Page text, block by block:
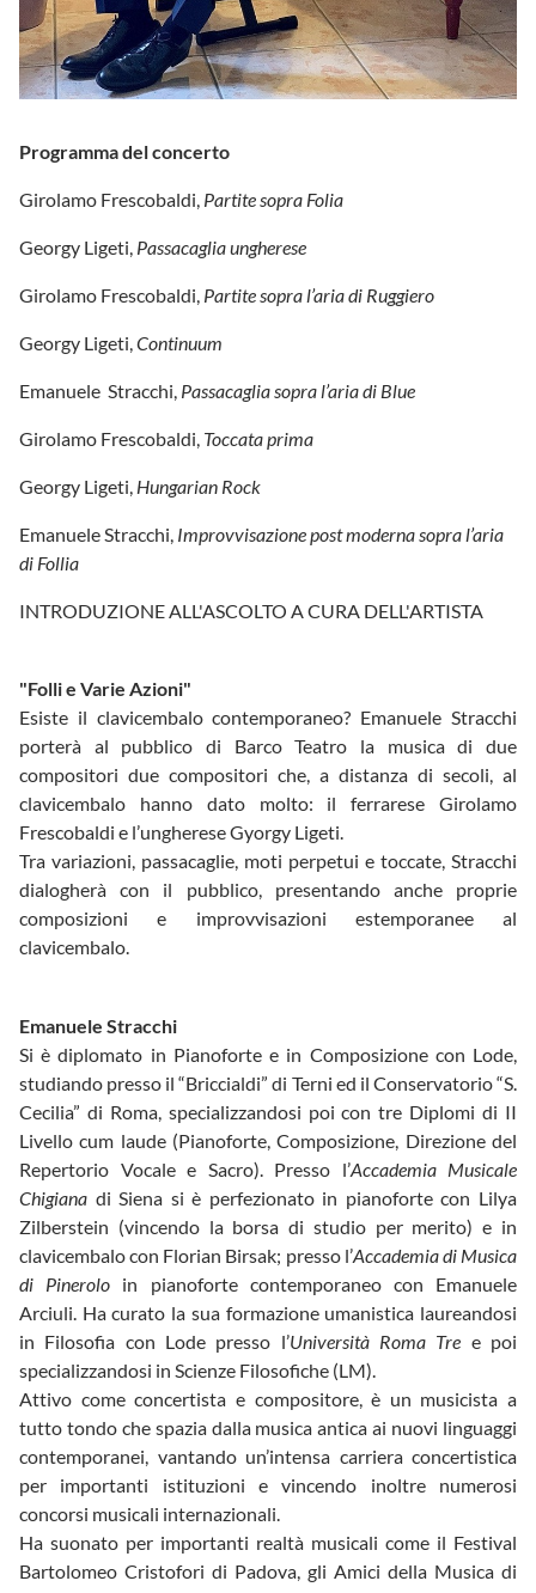
Programma del concerto
Girolamo Frescobaldi, Partite sopra Folia
Georgy Ligeti, Passacaglia ungherese
Girolamo Frescobaldi, Partite sopra l’aria di Ruggiero
Georgy Ligeti, Continuum
Emanuele Stracchi, Passacaglia sopra l’aria di Blue
Girolamo Frescobaldi, Toccata prima
Georgy Ligeti, Hungarian Rock
Emanuele Stracchi, Improvvisazione post moderna sopra l’aria
di Follia
INTRODUZIONE ALL'ASCOLTO A CURA DELL'ARTISTA
"Folli e Varie Azioni"
Esiste il clavicembalo contemporaneo? Emanuele Stracchi
porterà al pubblico di Barco Teatro la musica di due
compositori due compositori che, a distanza di secoli, al
clavicembalo hanno dato molto: il ferrarese Girolamo
Frescobaldi e l’ungherese Gyorgy Ligeti.
Tra variazioni, passacaglie, moti perpetui e toccate, Stracchi
dialogherà con il pubblico, presentando anche proprie
composizioni e improvvisazioni estemporanee al
clavicembalo.
Emanuele Stracchi
Si è diplomato in Pianoforte e in Composizione con Lode,
studiando presso il “Briccialdi” di Terni ed il Conservatorio “S.
Cecilia” di Roma, specializzandosi poi con tre Diplomi di II
Livello cum laude (Pianoforte, Composizione, Direzione del
Repertorio Vocale e Sacro). Presso l’Accademia Musicale
Chigiana di Siena si è perfezionato in pianoforte con Lilya
Zilberstein (vincendo la borsa di studio per merito) e in
clavicembalo con Florian Birsak; presso l’Accademia di Musica
di Pinerolo in pianoforte contemporaneo con Emanuele
Arciuli. Ha curato la sua formazione umanistica laureandosi
in Filosofia con Lode presso l’Università Roma Tre e poi
specializzandosi in Scienze Filosofiche (LM).
Attivo come concertista e compositore, è un musicista a
tutto tondo che spazia dalla musica antica ai nuovi linguaggi
contemporanei, vantando un’intensa carriera concertistica
per importanti istituzioni e vincendo inoltre numerosi
concorsi musicali internazionali.
Ha suonato per importanti realtà musicali come il Festival
Bartolomeo Cristofori di Padova, gli Amici della Musica di